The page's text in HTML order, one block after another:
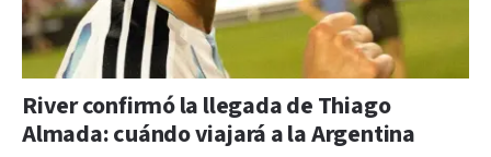
River confirmó la llegada de Thiago
Almada: cuándo viajará a la Argentina